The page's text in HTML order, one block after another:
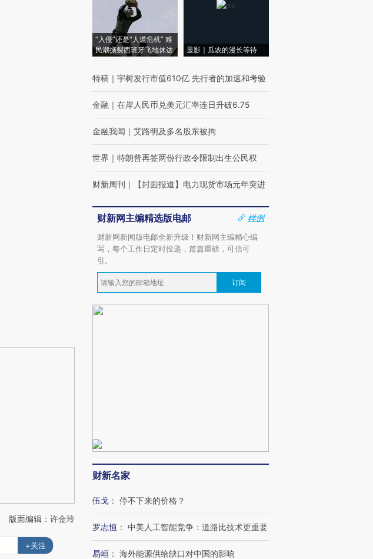
版面编辑：许金玲
+关注
“入侵”还是“人道危机” 难
民潮撕裂西班牙飞地休达
显影｜瓜农的漫长等待
特稿 ｜ 宇树发行市值610亿 先行者的加速和考验
金融 ｜ 在岸人民币兑美元汇率连日升破6.75
金融我闻 ｜ 艾路明及多名股东被拘
世界 ｜ 特朗普再签两份行政令限制出生公民权
财新周刊 ｜ 【封面报道】电力现货市场元年突进
财新网主编精选版电邮
样例
财新网新闻版电邮全新升级！财新网主编精心编
写，每个工作日定时投递，篇篇重磅，可信可
引。
订阅
财新名家
伍戈 ： 停不下来的价格？
罗志恒 ： 中美人工智能竞争：道路比技术更重要
易峘 ： 海外能源供给缺口对中国的影响